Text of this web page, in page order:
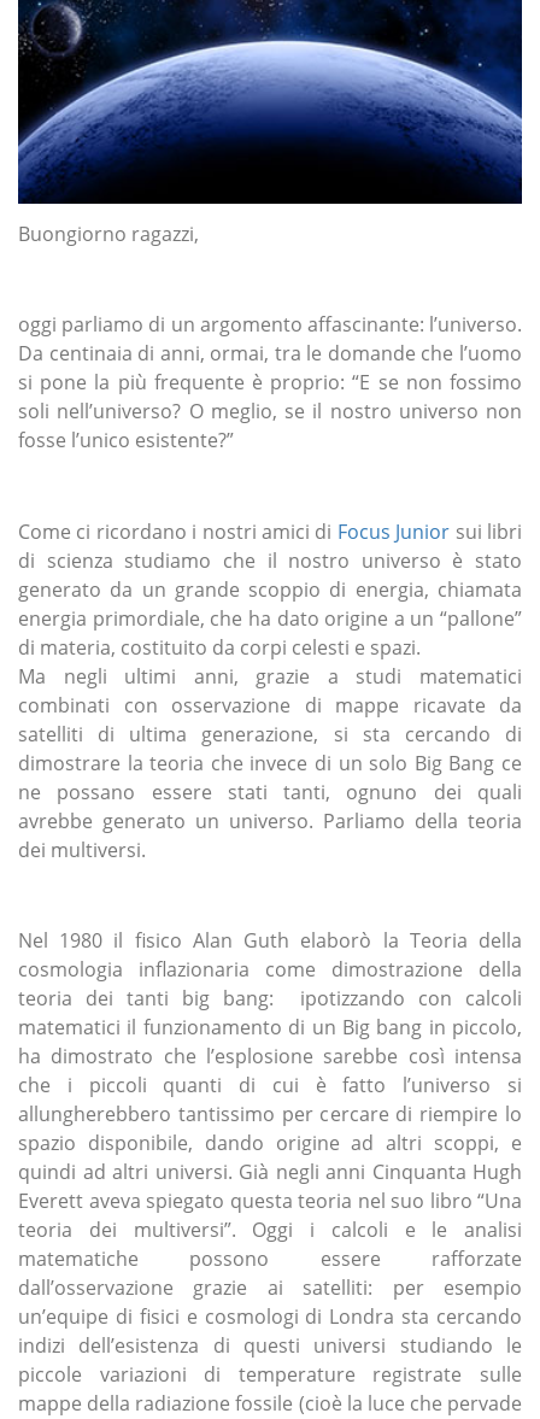
Buongiorno ragazzi,
oggi parliamo di un argomento affascinante: l’universo.
Da centinaia di anni, ormai, tra le domande che l’uomo
si pone la più frequente è proprio: “E se non fossimo
soli nell’universo? O meglio, se il nostro universo non
fosse l’unico esistente?”
Come ci ricordano i nostri amici di Focus Junior sui libri
di scienza studiamo che il nostro universo è stato
generato da un grande scoppio di energia, chiamata
energia primordiale, che ha dato origine a un “pallone”
di materia, costituito da corpi celesti e spazi.
Ma negli ultimi anni, grazie a studi matematici
combinati con osservazione di mappe ricavate da
satelliti di ultima generazione, si sta cercando di
dimostrare la teoria che invece di un solo Big Bang ce
ne possano essere stati tanti, ognuno dei quali
avrebbe generato un universo. Parliamo della teoria
dei multiversi.
Nel 1980 il fisico Alan Guth elaborò la Teoria della
cosmologia inflazionaria come dimostrazione della
teoria dei tanti big bang: ipotizzando con calcoli
matematici il funzionamento di un Big bang in piccolo,
ha dimostrato che l’esplosione sarebbe così intensa
che i piccoli quanti di cui è fatto l’universo si
allungherebbero tantissimo per cercare di riempire lo
spazio disponibile, dando origine ad altri scoppi, e
quindi ad altri universi. Già negli anni Cinquanta Hugh
Everett aveva spiegato questa teoria nel suo libro “Una
teoria dei multiversi”. Oggi i calcoli e le analisi
matematiche possono essere rafforzate
dall’osservazione grazie ai satelliti: per esempio
un’equipe di fisici e cosmologi di Londra sta cercando
indizi dell’esistenza di questi universi studiando le
piccole variazioni di temperature registrate sulle
mappe della radiazione fossile (cioè la luce che pervade